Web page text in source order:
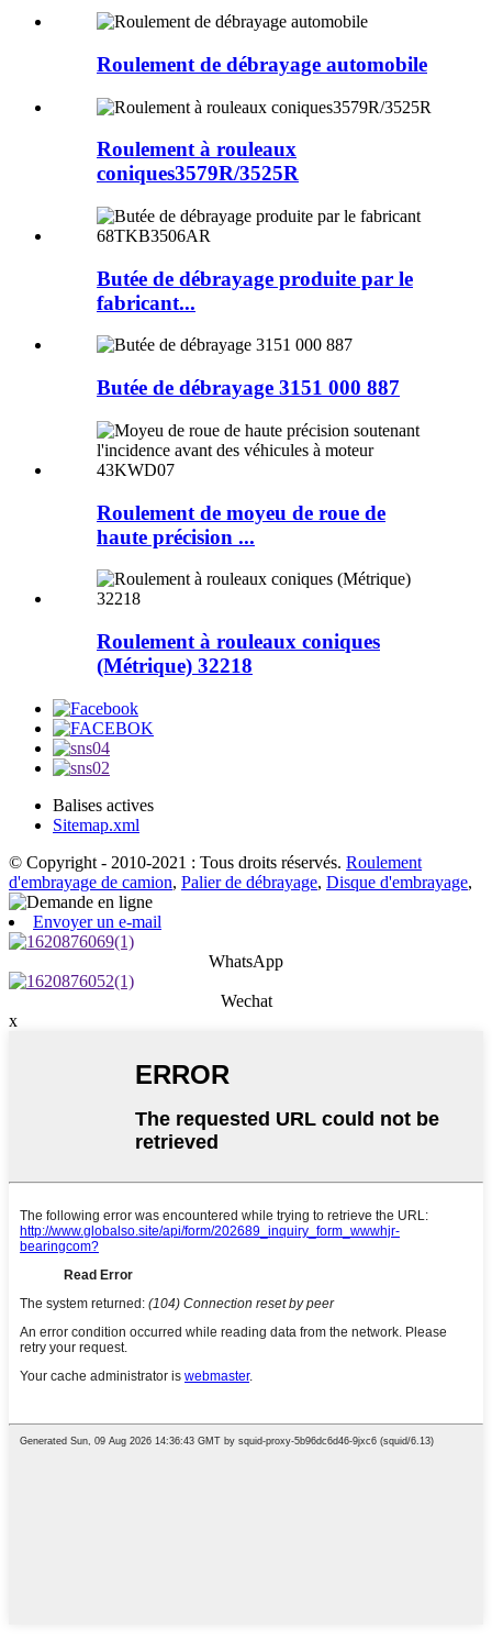
Roulement de débrayage automobile
Roulement à rouleaux
coniques3579R/3525R
Butée de débrayage produite par le
fabricant...
Butée de débrayage 3151 000 887
Roulement de moyeu de roue de
haute précision ...
Roulement à rouleaux coniques
(Métrique) 32218
Balises actives
Sitemap.xml
© Copyright - 2010-2021 : Tous droits réservés. Roulement
d'embrayage de camion, Palier de débrayage, Disque d'embrayage,
Envoyer un e-mail
WhatsApp
Wechat
x